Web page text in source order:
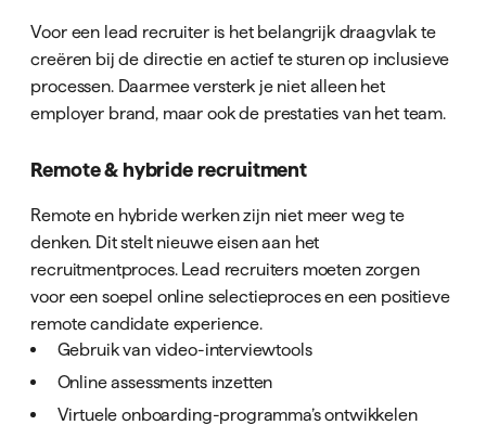
Voor een lead recruiter is het belangrijk draagvlak te
creëren bij de directie en actief te sturen op inclusieve
processen. Daarmee versterk je niet alleen het
employer brand, maar ook de prestaties van het team.
Remote & hybride recruitment
Remote en hybride werken zijn niet meer weg te
denken. Dit stelt nieuwe eisen aan het
recruitmentproces. Lead recruiters moeten zorgen
voor een soepel online selectieproces en een positieve
remote candidate experience.
Gebruik van video-interviewtools
Online assessments inzetten
Virtuele onboarding-programma’s ontwikkelen